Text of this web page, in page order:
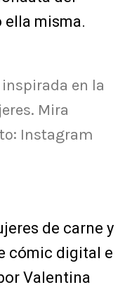
misma.
en la
Mira
Instagram
de carne y
cómic digital e
Valentina